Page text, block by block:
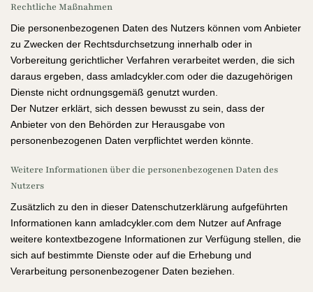
Rechtliche Maßnahmen
Die personenbezogenen Daten des Nutzers können vom Anbieter
zu Zwecken der Rechtsdurchsetzung innerhalb oder in
Vorbereitung gerichtlicher Verfahren verarbeitet werden, die sich
daraus ergeben, dass amladcykler.com oder die dazugehörigen
Dienste nicht ordnungsgemäß genutzt wurden.
Der Nutzer erklärt, sich dessen bewusst zu sein, dass der
Anbieter von den Behörden zur Herausgabe von
personenbezogenen Daten verpflichtet werden könnte.
Weitere Informationen über die personenbezogenen Daten des
Nutzers
Zusätzlich zu den in dieser Datenschutzerklärung aufgeführten
Informationen kann amladcykler.com dem Nutzer auf Anfrage
weitere kontextbezogene Informationen zur Verfügung stellen, die
sich auf bestimmte Dienste oder auf die Erhebung und
Verarbeitung personenbezogener Daten beziehen.